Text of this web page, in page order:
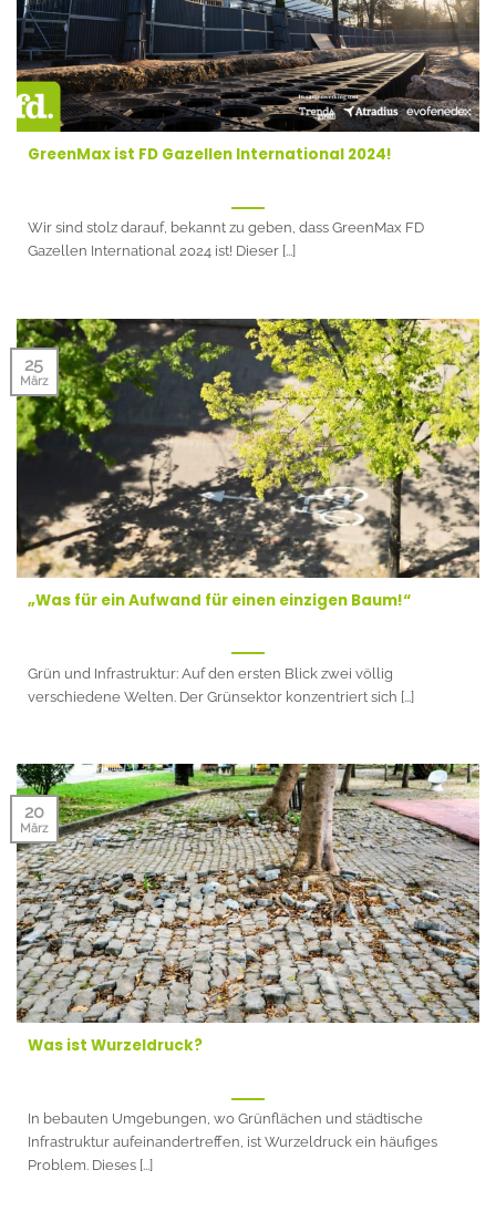
GreenMax ist FD Gazellen International 2024!
Wir sind stolz darauf, bekannt zu geben, dass GreenMax FD
Gazellen International 2024 ist! Dieser [...]
„Was für ein Aufwand für einen einzigen Baum!“
Grün und Infrastruktur: Auf den ersten Blick zwei völlig
verschiedene Welten. Der Grünsektor konzentriert sich [...]
25
März
Was ist Wurzeldruck?
In bebauten Umgebungen, wo Grünflächen und städtische
Infrastruktur aufeinandertreffen, ist Wurzeldruck ein häufiges
Problem. Dieses [...]
20
März